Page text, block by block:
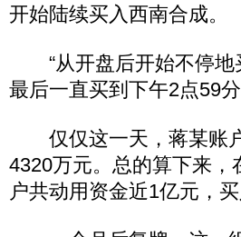
开始陆续买入西南合成。
“从开盘后开始不停地
最后一直买到下午2点59
仅仅这一天，蒋某账户
4320万元。总的算下来
户共动用资金近1亿元，